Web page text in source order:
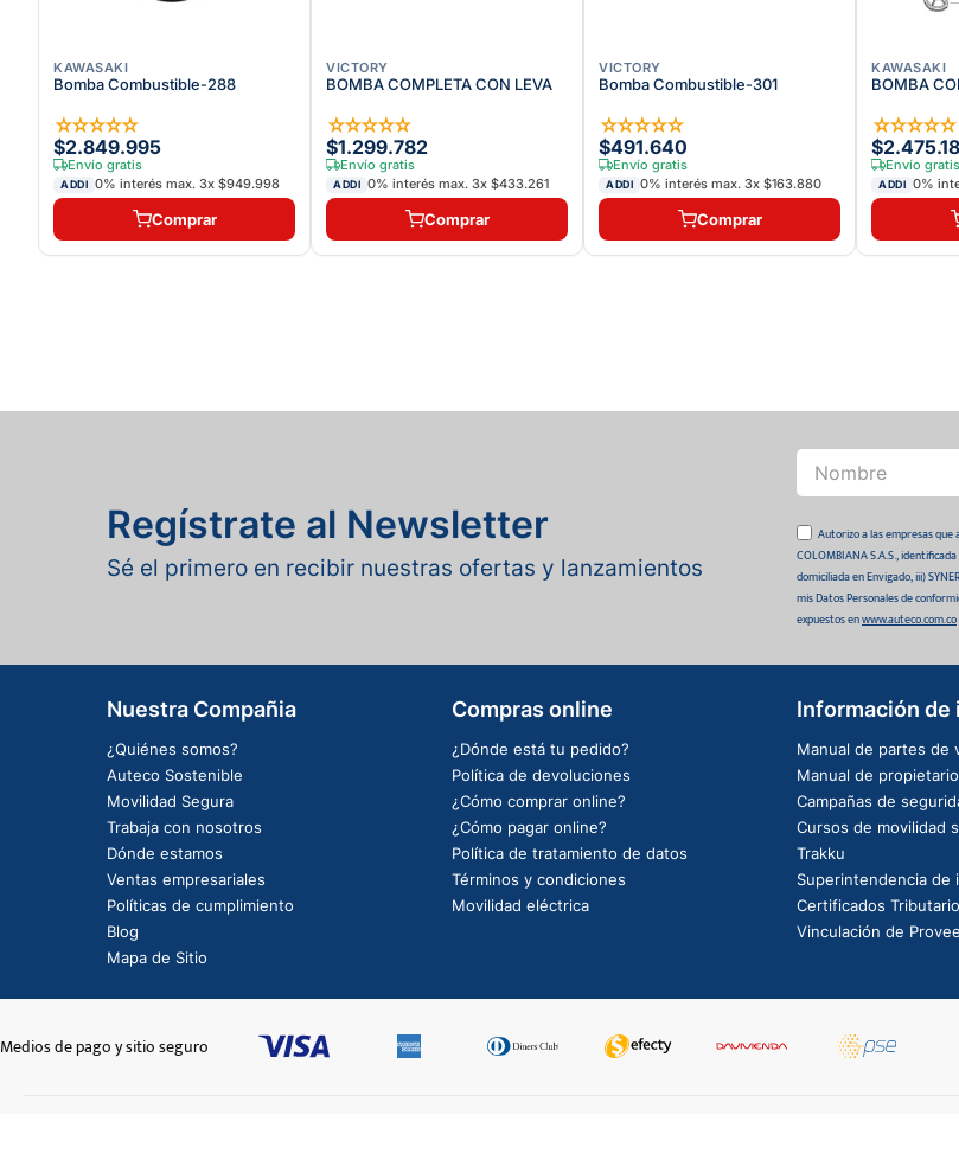
KAWASAKI
Bomba Combustible-288
☆☆☆☆☆
$2.849.995
Envío gratis
ADDI 0% interés max. 3x $949.998
Comprar
VICTORY
BOMBA COMPLETA CON LEVA
☆☆☆☆☆
$1.299.782
Envío gratis
ADDI 0% interés max. 3x $433.261
Comprar
VICTORY
Bomba Combustible-301
☆☆☆☆☆
$491.640
Envío gratis
ADDI 0% interés max. 3x $163.880
Comprar
KAWASAKI
BOMBA
☆☆☆☆☆
Envío gratis
ADDI 0%
Regístrate al Newsletter
Sé el primero en recibir nuestras ofertas y lanzamientos
Autorizo a las empresas que
COLOMBIANA S.A.S.,
domiciliada en Envigado, iii)
mis Datos Personales de
expuestos enwww.auteco.com.co
Nuestra Compañia
¿Quiénes somos?
Auteco Sostenible
Movilidad Segura
Trabaja con nosotros
Dónde estamos
Ventas empresariales
Políticas de cumplimiento
Blog
Mapa de Sitio
Compras online
¿Dónde está tu pedido?
Política de devoluciones
¿Cómo comprar online?
¿Cómo pagar online?
Política de tratamiento de datos
Términos y condiciones
Movilidad eléctrica
Información de
Manual de partes de
Manual de
Campañas de
Cursos de movilidad
Trakku
Superintendencia de
Certificados
Vinculación de
Medios de pago y sitio seguro